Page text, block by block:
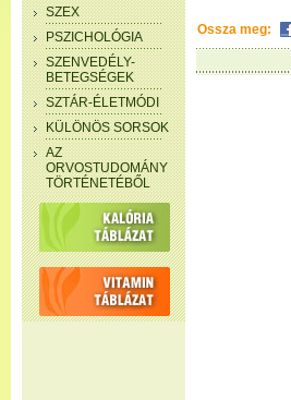
SZEX
PSZICHOLÓGIA
SZENVEDÉLY-
BETEGSÉGEK
SZTÁR-ÉLETMÓDI
KÜLÖNÖS SORSOK
AZ
ORVOSTUDOMÁNY
TÖRTÉNETÉBŐL
Ossza meg: